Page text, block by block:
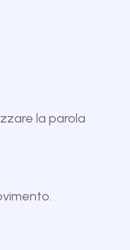
la parola